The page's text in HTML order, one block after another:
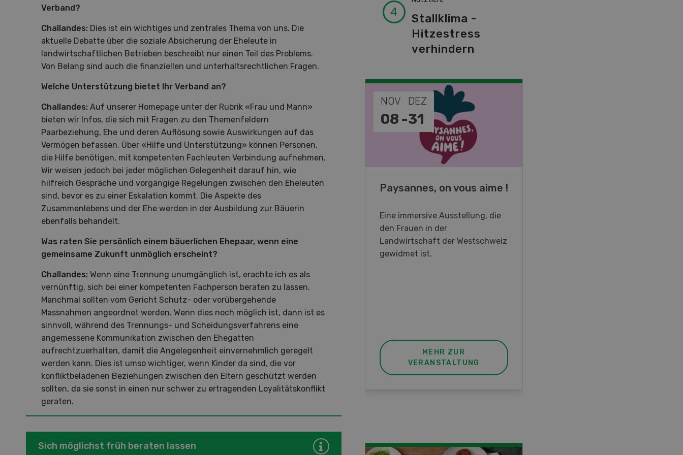
Verband?
Challandes: Dies ist ein wichtiges und zentrales Thema von uns. Die
aktuelle Debatte über die soziale Absicherung der Eheleute in
landwirtschaftlichen Betrieben beschreibt nur einen Teil des Problems.
Von Belang sind auch die finanziellen und unterhaltsrechtlichen Fragen.
Welche Unterstützung bietet Ihr Verband an?
Challandes: Auf unserer Homepage unter der Rubrik «Frau und Mann»
bieten wir Infos, die sich mit Fragen zu den Themenfeldern
Paarbeziehung, Ehe und deren Auflösung sowie Auswirkungen auf das
Vermögen befassen. Über «Hilfe und Unterstützung» können Personen,
die Hilfe benötigen, mit kompetenten Fachleuten Verbindung aufnehmen.
Wir weisen jedoch bei jeder möglichen Gelegenheit darauf hin, wie
hilfreich Gespräche und vorgängige Regelungen zwischen den Eheleuten
sind, bevor es zu einer Eskalation kommt. Die Aspekte des
Zusammenlebens und der Ehe werden in der Ausbildung zur Bäuerin
ebenfalls behandelt.
Was raten Sie persönlich einem bäuerlichen Ehepaar, wenn eine
gemeinsame Zukunft unmöglich erscheint?
Challandes: Wenn eine Trennung unumgänglich ist, erachte ich es als
vernünftig, sich bei einer kompetenten Fachperson beraten zu lassen.
Manchmal sollten vom Gericht Schutz- oder vorübergehende
Massnahmen angeordnet werden. Wenn dies noch möglich ist, dann ist es
sinnvoll, während des Trennungs- und Scheidungsverfahrens eine
angemessene Kommunikation zwischen den Ehegatten
aufrechtzuerhalten, damit die Angelegenheit einvernehmlich geregelt
werden kann. Dies ist umso wichtiger, wenn Kinder da sind, die vor
konfliktbeladenen Beziehungen zwischen den Eltern geschützt werden
sollten, da sie sonst in einen nur schwer zu ertragenden Loyalitätskonflikt
geraten.
Sich möglichst früh beraten lassen
Stallklima -
Hitzestress
verhindern
SEP
10-11
Demo Days 2026
Die Keller Forstmaschinen laden
Wiedlisbach zu Live-
Demonstrationen und der CH-
Forwarders ein.
MEHR ZUR
VERANSTALTUNG
NOV
08 -
DEZ
31
Paysannes, on vous aime !
Eine immersive Ausstellung, die
den Frauen in der
Landwirtschaft der Westschweiz
gewidmet ist.
MEHR ZUR
VERANSTALTUNG